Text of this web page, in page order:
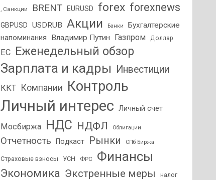
, Санкции BRENT EURUSD forex forexnews
GBPUSD USDRUB Акции Банки
Бухгалтерские
напоминания
Владимир Путин Газпром Доллар
ЕС Еженедельный обзор
Зарплата и кадры Инвестиции
ККТ Компании Контроль
Личный интерес Личный счет
Мосбиржа НДС НДФЛ Облигации
Отчетность Подкаст Рынки СПб Биржа
Страховые взносы УСН ФРС Финансы
Экономика Экстренные меры
налог